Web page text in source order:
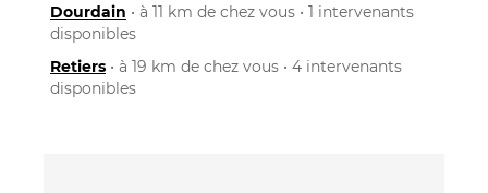
Dourdain • à 11 km de chez vous • 1 intervenants
disponibles
Retiers • à 19 km de chez vous • 4 intervenants
disponibles